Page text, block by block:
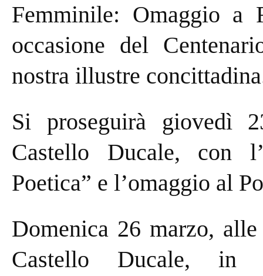
Femminile: Omaggio a
occasione del
nostra illustre
Si proseguirà giovedì
Castello Ducale, con
Poetica” e l’omaggio al
Domenica 26 marzo,
Castello Ducale, in